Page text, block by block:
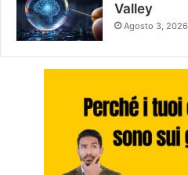
Valley
Agosto 3, 2026